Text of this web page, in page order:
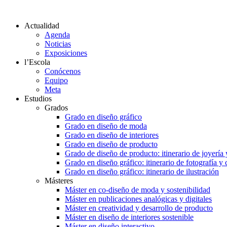
Actualidad
Agenda
Noticias
Exposiciones
l’Escola
Conócenos
Equipo
Meta
Estudios
Grados
Grado en diseño gráfico
Grado en diseño de moda
Grado en diseño de interiores
Grado en diseño de producto
Grado de diseño de producto: itinerario de joyería
Grado en diseño gráfico: itinerario de fotografía y
Grado en diseño gráfico: itinerario de ilustración
Másteres
Máster en co-diseño de moda y sostenibilidad
Máster en publicaciones analógicas y digitales
Máster en creatividad y desarrollo de producto
Máster en diseño de interiores sostenible